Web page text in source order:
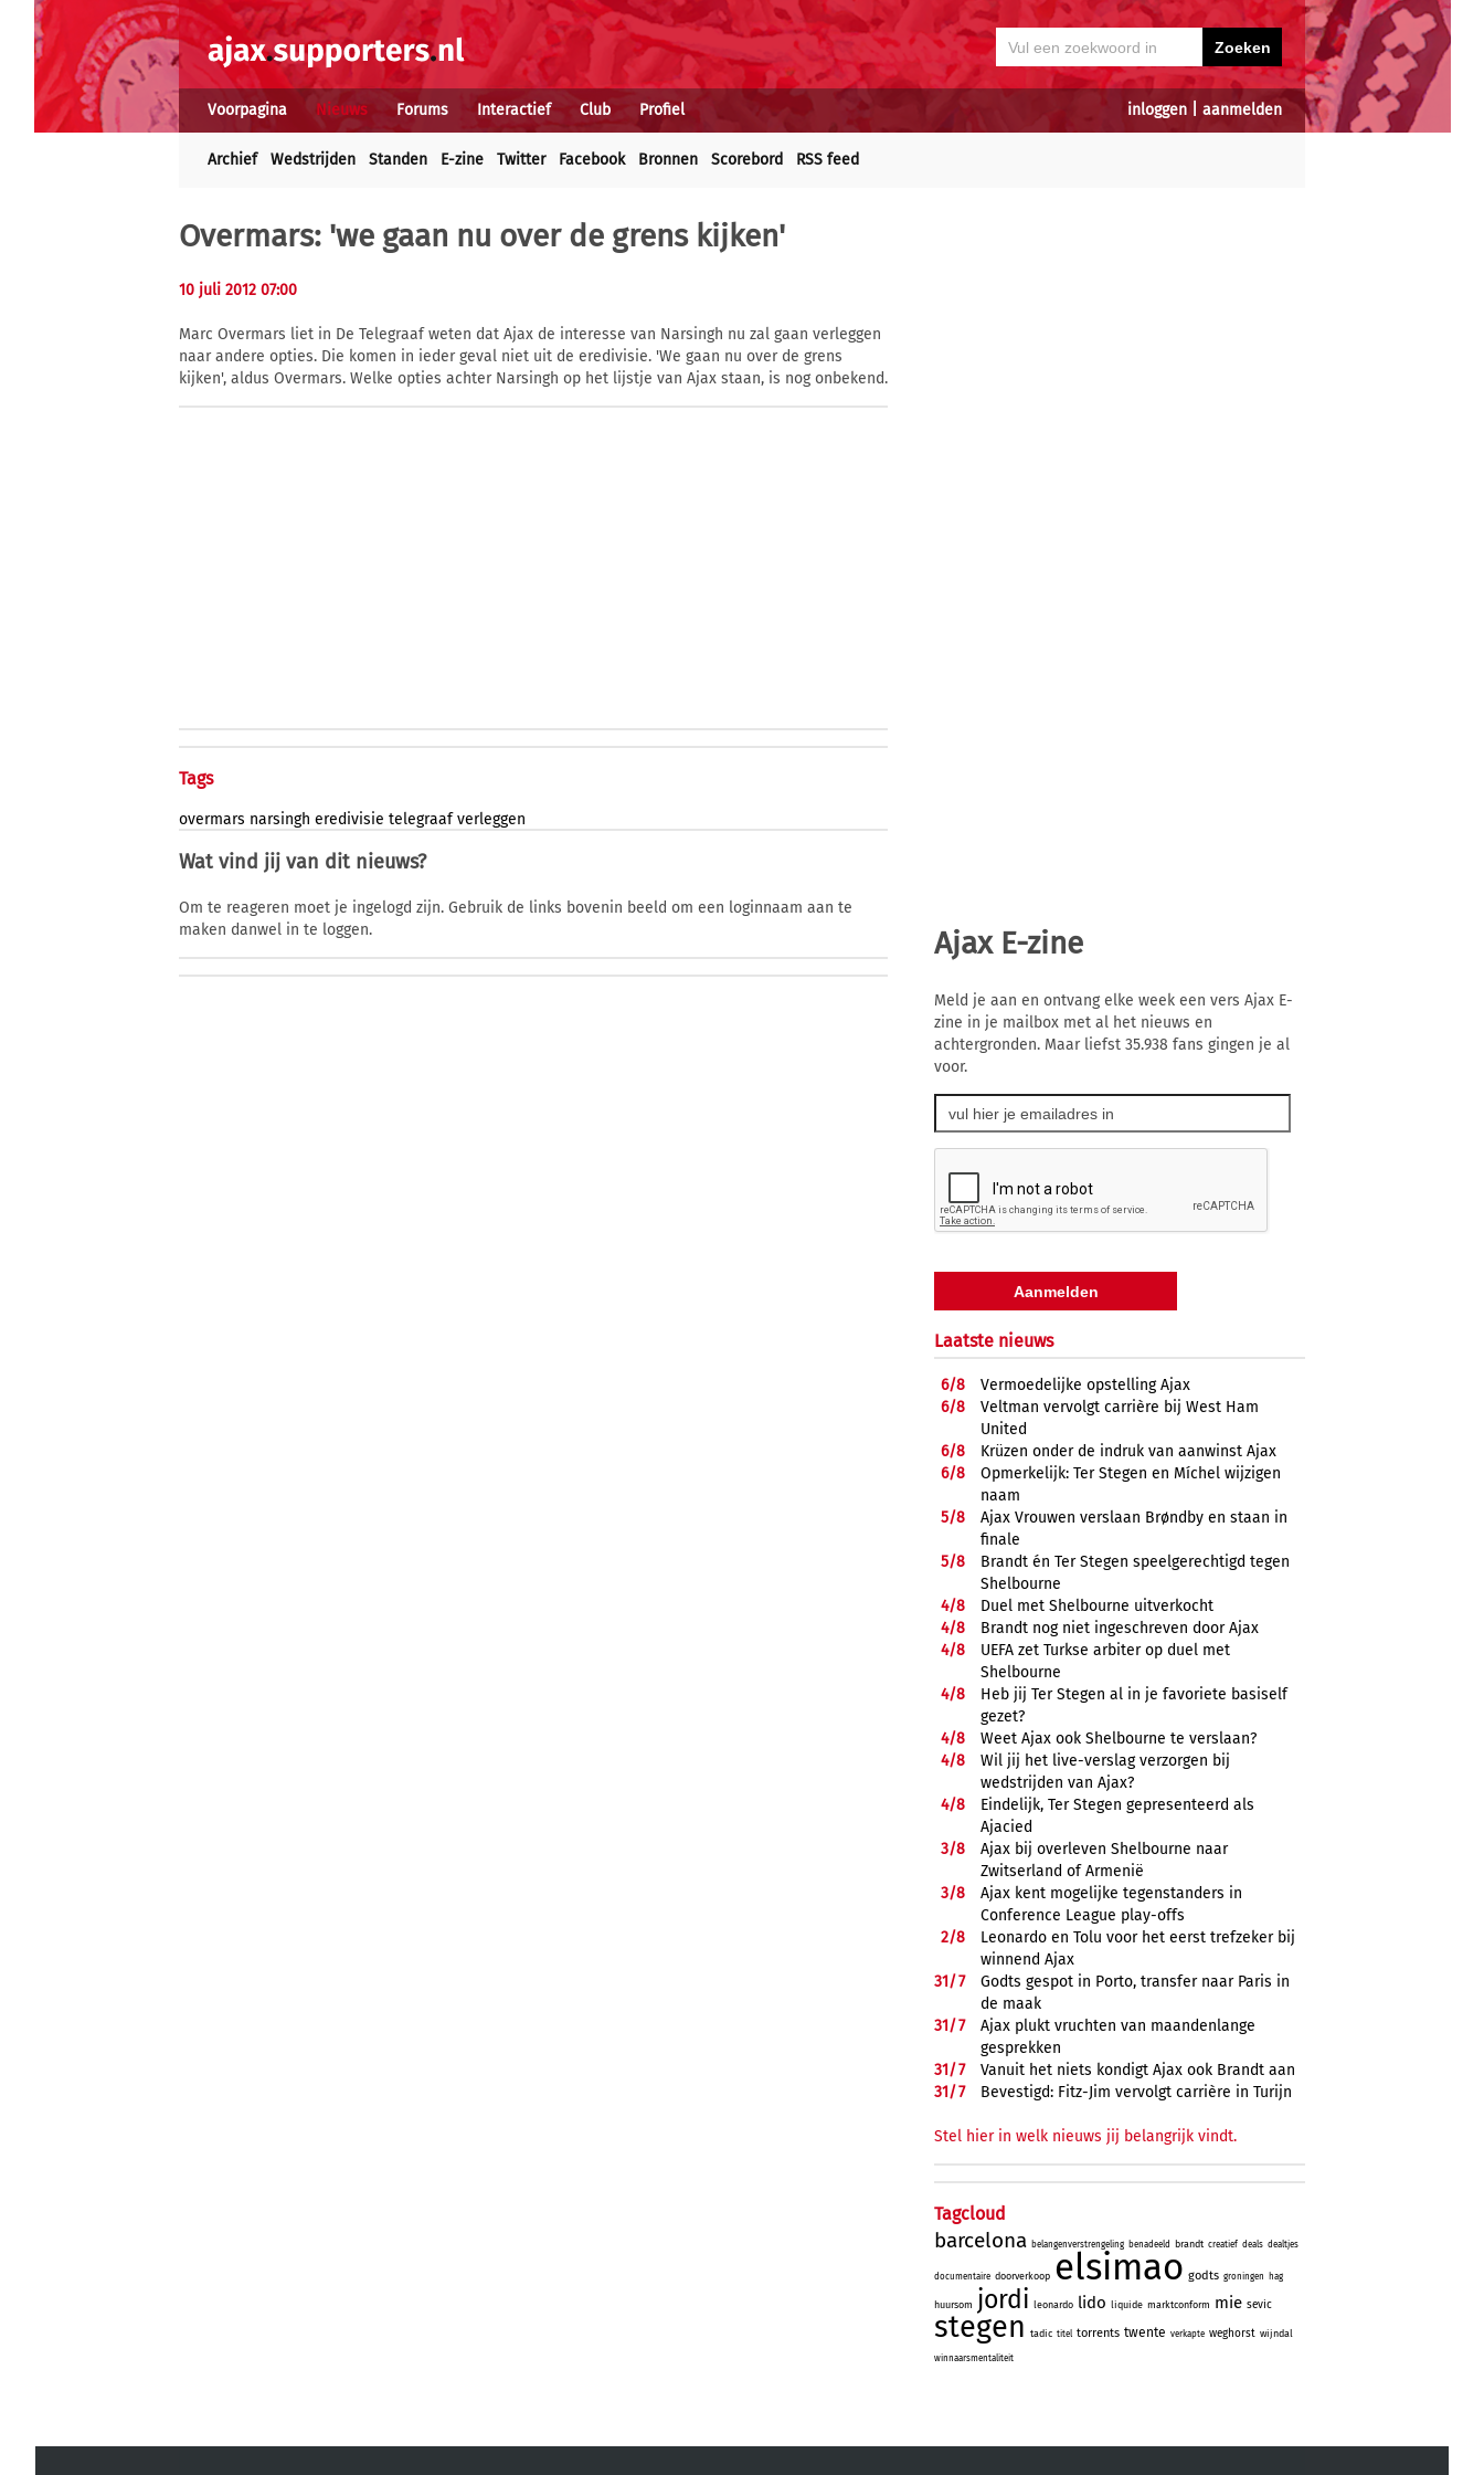
inloggen aanmelden
Voorpagina Nieuws Forums Interactief Club Profiel
Archief Wedstrijden Standen E-zine Twitter Facebook Bronnen Scorebord RSS feed
Overmars: 'we gaan nu over de grens kijken'
10 juli 2012 07:00
Marc Overmars liet in De Telegraaf weten dat Ajax de interesse van Narsingh nu zal gaan verleggen
naar andere opties. Die komen in ieder geval niet uit de eredivisie. 'We gaan nu over de grens
kijken', aldus Overmars. Welke opties achter Narsingh op het lijstje van Ajax staan, is nog onbekend.
Tags
overmars narsingh eredivisie telegraaf verleggen
Wat vind jij van dit nieuws?
Om te reageren moet je ingelogd zijn. Gebruik de links bovenin beeld om een loginnaam aan te
maken danwel in te loggen.
Ajax E-zine
Meld je aan en ontvang elke week een vers Ajax E-
zine in je mailbox met al het nieuws en
achtergronden. Maar liefst 35.938 fans gingen je al
voor.
Laatste nieuws
6/8
Vermoedelijke opstelling Ajax
6/8
Veltman vervolgt carrière bij West Ham
United
6/8
Krüzen onder de indruk van aanwinst Ajax
6/8
Opmerkelijk: Ter Stegen en Míchel wijzigen
naam
5/8
Ajax Vrouwen verslaan Brøndby en staan in
finale
5/8
Brandt én Ter Stegen speelgerechtigd tegen
Shelbourne
4/8
Duel met Shelbourne uitverkocht
4/8
Brandt nog niet ingeschreven door Ajax
4/8
UEFA zet Turkse arbiter op duel met
Shelbourne
4/8
Heb jij Ter Stegen al in je favoriete basiself
gezet?
4/8
Weet Ajax ook Shelbourne te verslaan?
4/8
Wil jij het live-verslag verzorgen bij
wedstrijden van Ajax?
4/8
Eindelijk, Ter Stegen gepresenteerd als
Ajacied
3/8
Ajax bij overleven Shelbourne naar
Zwitserland of Armenië
3/8
Ajax kent mogelijke tegenstanders in
Conference League play-offs
2/8
Leonardo en Tolu voor het eerst trefzeker bij
winnend Ajax
31/7
Godts gespot in Porto, transfer naar Paris in
de maak
31/7
Ajax plukt vruchten van maandenlange
gesprekken
31/7
Vanuit het niets kondigt Ajax ook Brandt aan
31/7 Bevestigd: Fitz-Jim vervolgt carrière in Turijn
Stel hier in welk nieuws jij belangrijk vindt.
Tagcloud
barcelona belangenverstrengeling benadeeld brandt creatief deals dealtjes
documentaire doorverkoop elsimao godts groningen hag
huursom jordi leonardo lido liquide marktconform mie sevic
stegen tadic titel torrents twente verkapte weghorst wijndal
winnaarsmentaliteit